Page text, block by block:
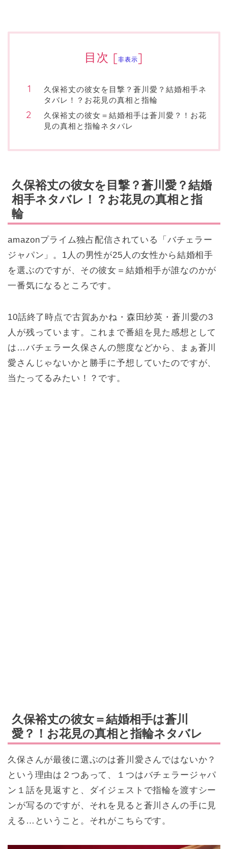
目次 [非表示]
久保裕丈の彼女を目撃？蒼川愛？結婚相手ネ
タバレ！？お花見の真相と指輪
久保裕丈の彼女＝結婚相手は蒼川愛？！お花
見の真相と指輪ネタバレ
久保裕丈の彼女を目撃？蒼川愛？結婚
相手ネタバレ！？お花見の真相と指
輪
amazonプライム独占配信されている「バチェラー
ジャパン」。1人の男性が25人の女性から結婚相手
を選ぶのですが、その彼女＝結婚相手が誰なのかが
一番気になるところです。
10話終了時点で古賀あかね・森田紗英・蒼川愛の3
人が残っています。これまで番組を見た感想として
は…バチェラー久保さんの態度などから、まぁ蒼川
愛さんじゃないかと勝手に予想していたのですが、
当たってるみたい！？です。
久保裕丈の彼女＝結婚相手は蒼川
愛？！お花見の真相と指輪ネタバレ
久保さんが最後に選ぶのは蒼川愛さんではないか？
という理由は２つあって、１つはバチェラージャパ
ン１話を見返すと、ダイジェストで指輪を渡すシー
ンが写るのですが、それを見ると蒼川さんの手に見
える…ということ。それがこちらです。